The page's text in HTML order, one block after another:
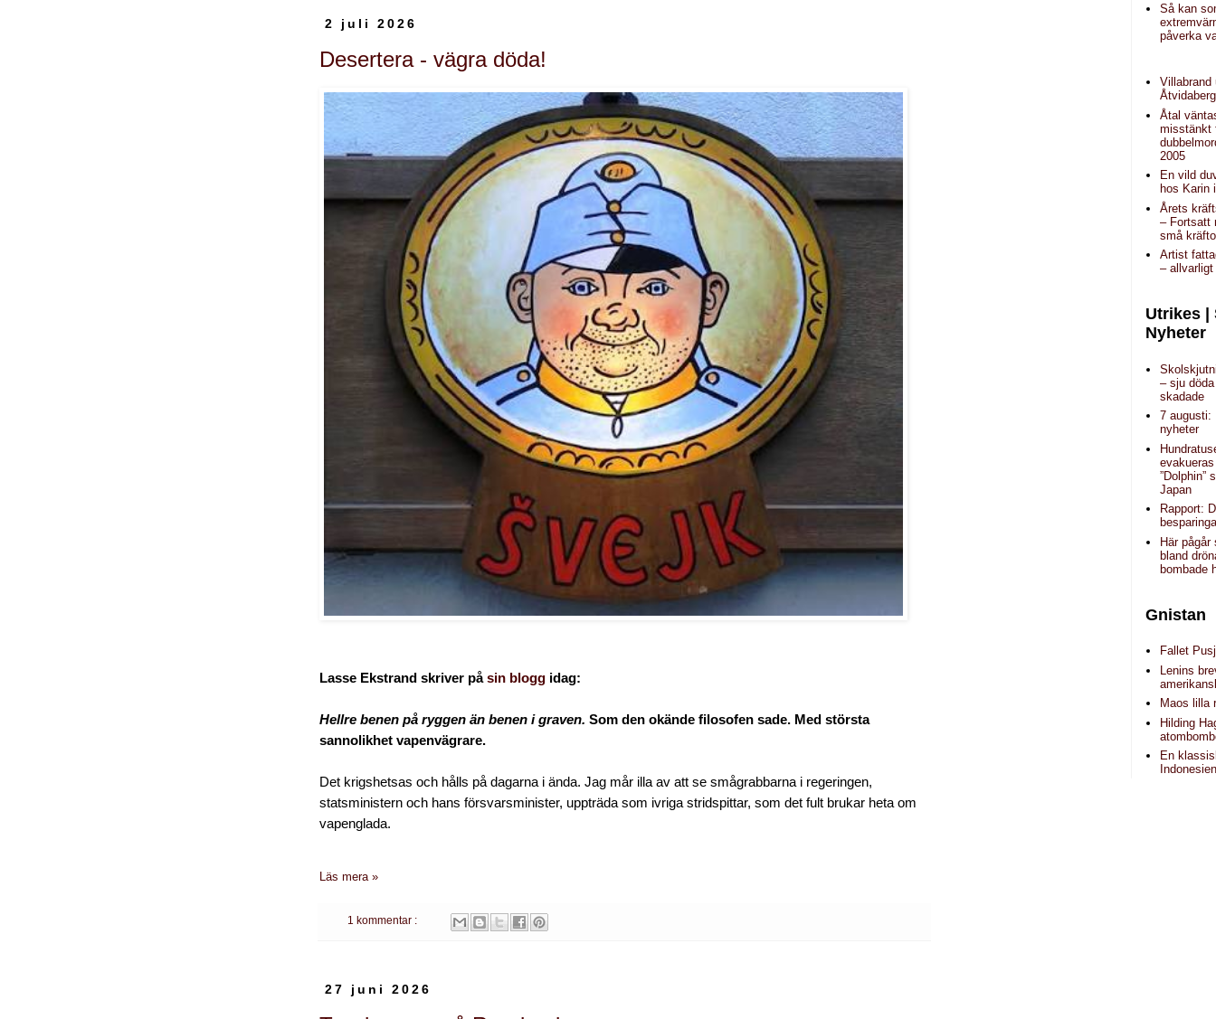
2 juli 2026
Desertera - vägra döda!
Lasse Ekstrand skriver påsin blogg idag:
Hellre benen på ryggen än benen i graven. Som den okände filosofen sade. Med största
sannolikhet vapenvägrare.
Det krigshetsas och hålls på dagarna i ända. Jag mår illa av att se smågrabbarna i regeringen,
statsministern och hans försvarsminister, uppträda som ivriga stridspittar, som det fult brukar heta om
vapenglada.
Läs mera »
1 kommentar :
27 juni 2026
Så kan
påverka
Villabrand
Åtvidaberg
Åtal
misstänkt
2005
En vild
hos Karin
Årets
– Fortsatt
små
Artist
–
Utrikes |
Nyheter
– sju
skadade
7 augusti:
nyheter
”Dolphin”
Japan
Rapport:
Här pågår
bland
bombade
Gnistan
Fallet
Lenins
Maos lilla
Hilding
En